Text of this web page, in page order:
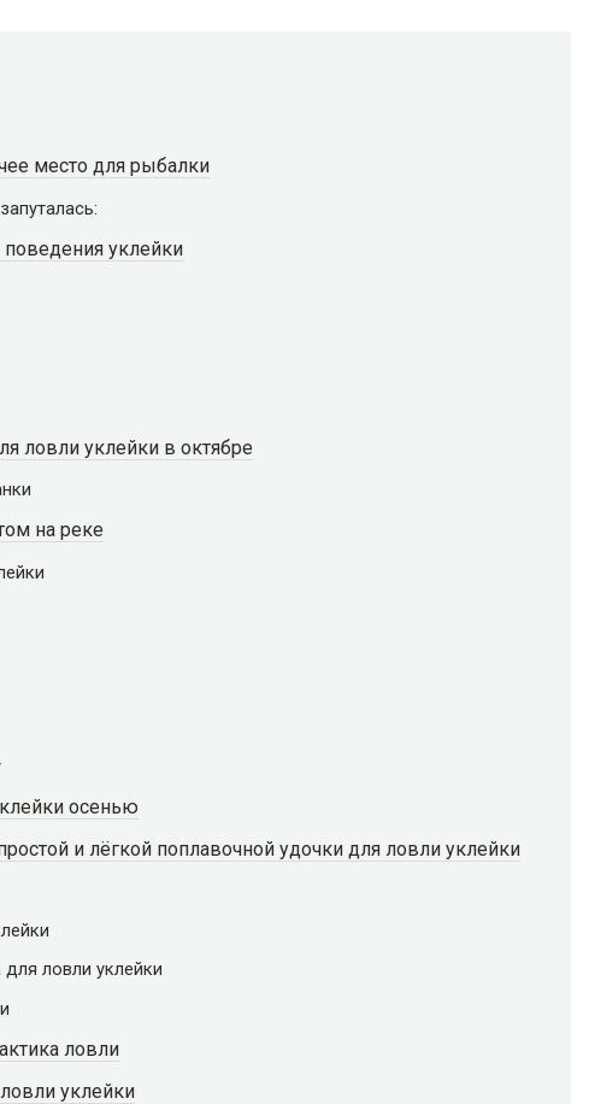
место для рыбалки
уклейки
ловли уклейки в октябре
на реке
осенью
и лёгкой поплавочной удочки для ловли уклейки
для ловли уклейки
ловли
уклейки